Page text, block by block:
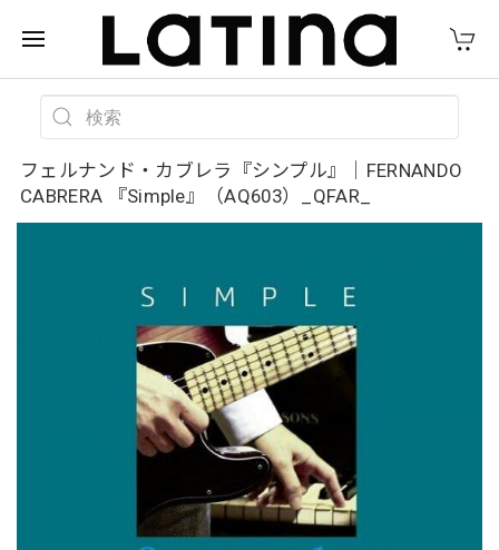
フェルナンド・カブレラ『シンプル』｜FERNANDO
CABRERA 『Simple』（AQ603）_QFAR_